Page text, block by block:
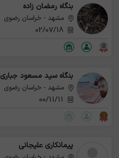
بنگاه رمضان زاده
مشهد - خراسان رضوی
02/07/18
بنگاه سید مسعود جباری
مشهد - خراسان رضوی
پیمانکاری علیجانی